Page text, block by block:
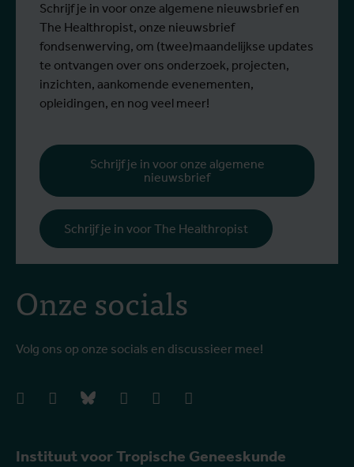
ITG-wetenschappers van de Dienst
Entomologie, deel aan een opleiding bij
Ecodevelopment in Griekenland, met de
steun van een Erasmus+-mobiliteitsbeurs
voor personeel.
Instituut voor Tropische Geneeskunde
Onze socials
Volg ons op onze socials en discussieer mee!
instagrambluesky
Schrijf je in voor onze algemene nieuwsbrief en
The Healthropist, onze nieuwsbrief
fondsenwerving, om (twee)maandelijkse updates
te ontvangen over ons onderzoek, projecten,
inzichten, aankomende evenementen,
opleidingen, en nog veel meer!
Schrijf je in voor onze algemene
nieuwsbrief
Schrijf je in voor The Healthropist